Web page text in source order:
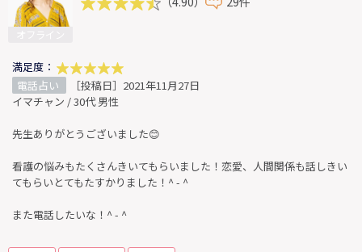
満足度：
電話占い
［投稿日］2021年11月27日
イマチャン / 30代 男性
先生ありがとうございました😊
看護の悩みもたくさんきいてもらいました！恋愛、人間関係も話しきい
てもらいとてもたすかりました！^ - ^
また電話したいな！^ - ^